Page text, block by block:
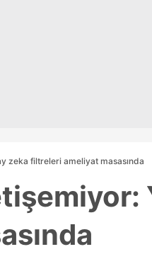
zeka filtreleri ameliyat masasında